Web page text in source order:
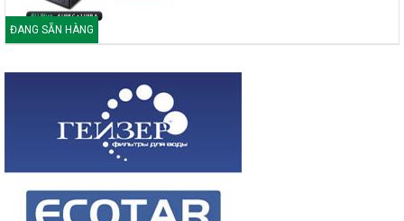
ĐANG SẴN HÀNG